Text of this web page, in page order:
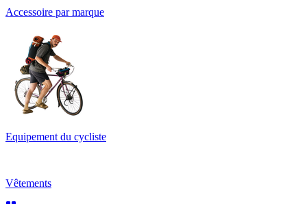
Accessoire par marque
Equipement du cycliste
Vêtements